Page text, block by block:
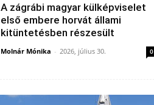
A zágrábi magyar külképviselet
első embere horvát állami
kitüntetésben részesült
Molnár Mónika - 2026, július 30. 0